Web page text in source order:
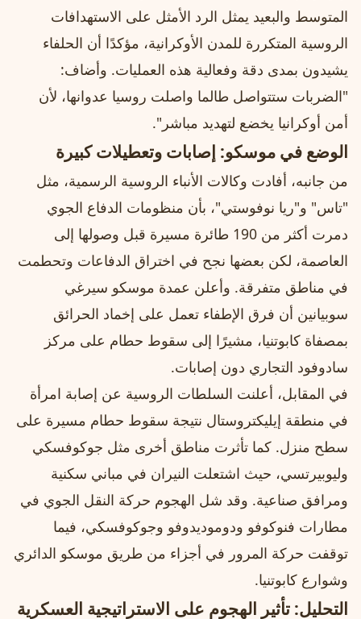
المتوسط والبعيد يمثل الرد الأمثل على الاستهدافات
الروسية المتكررة للمدن الأوكرانية، مؤكدًا أن الحلفاء
يشيدون بمدى دقة وفعالية هذه العمليات. وأضاف:
"الضربات ستتواصل طالما واصلت روسيا عدوانها، لأن
أمن أوكرانيا يخضع لتهديد مباشر".
الوضع في موسكو: إصابات وتعطيلات كبيرة
من جانبه، أفادت وكالات الأنباء الروسية الرسمية، مثل
"تاس" و"ريا نوفوستي"، بأن منظومات الدفاع الجوي
دمرت أكثر من 190 طائرة مسيرة قبل وصولها إلى
العاصمة، لكن بعضها نجح في اختراق الدفاعات وتحطمت
في مناطق متفرقة. وأعلن عمدة موسكو سيرغي
سوبيانين أن فرق الإطفاء تعمل على إخماد الحرائق
بمصفاة كابوتنيا، مشيرًا إلى سقوط حطام على مركز
سادوفود التجاري دون إصابات.
في المقابل، أعلنت السلطات الروسية عن إصابة امرأة
في منطقة إيليكتروستال نتيجة سقوط حطام مسيرة على
سطح منزل. كما تأثرت مناطق أخرى مثل جوكوفسكي
وليوبيرتسي، حيث اشتعلت النيران في مباني سكنية
ومرافق صناعية. وقد شل الهجوم حركة النقل الجوي في
مطارات فنوكوفو ودوموديدوفو وجوكوفسكي، فيما
توقفت حركة المرور في أجزاء من طريق موسكو الدائري
وشوارع كابوتنيا.
التحليل: تأثير الهجوم على الاستراتيجية العسكرية